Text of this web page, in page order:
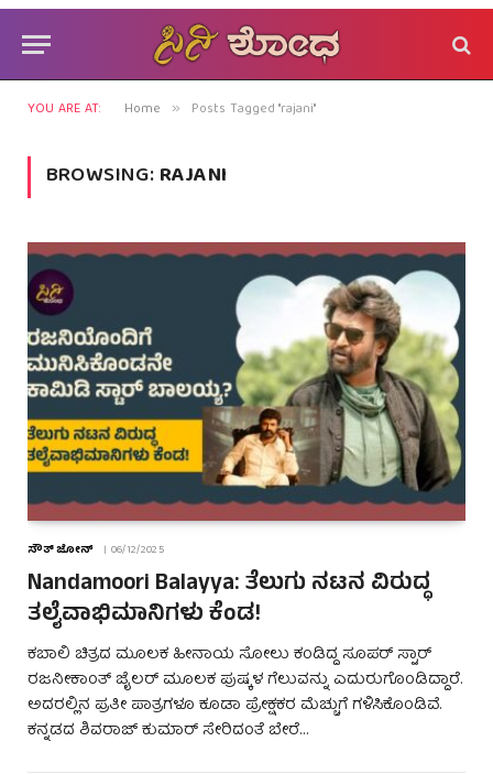
YOU ARE AT: Home » Posts Tagged "rajani"
BROWSING:RAJANI
ಸೌತ್ ಜೋನ್ 06/12/2025
Nandamoori Balayya: ತೆಲುಗು ನಟನ ವಿರುದ್ಧ
ತಲೈವಾಭಿಮಾನಿಗಳು ಕೆಂಡ!
ಕಬಾಲಿ ಚಿತ್ರದ ಮೂಲಕ ಹೀನಾಯ ಸೋಲು ಕಂಡಿದ್ದ ಸೂಪರ್ ಸ್ಟಾರ್
ರಜನೀಕಾಂತ್ ಜೈಲರ್ ಮೂಲಕ ಪುಷ್ಕಳ ಗೆಲುವನ್ನು ಎದುರುಗೊಂಡಿದ್ದಾರೆ.
ಅದರಲ್ಲಿನ ಪ್ರತೀ ಪಾತ್ರಗಳೂ ಕೂಡಾ ಪ್ರೇಕ್ಷಕರ ಮೆಚ್ಚುಗೆ ಗಳಿಸಿಕೊಂಡಿವೆ.
ಕನ್ನಡದ ಶಿವರಾಜ್ ಕುಮಾರ್ ಸೇರಿದಂತೆ ಬೇರೆ…